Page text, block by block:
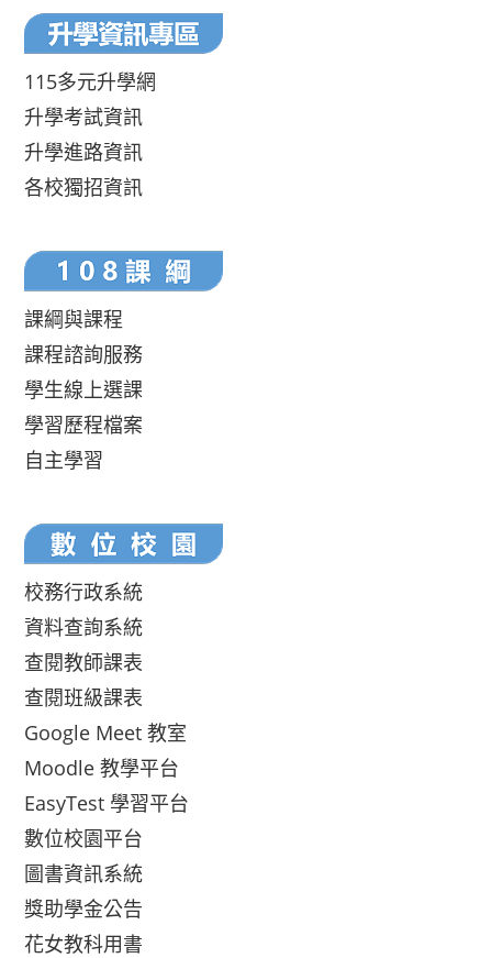
115多元升學網
升學考試資訊
升學進路資訊
各校獨招資訊
課綱與課程
課程諮詢服務
學生線上選課
學習歷程檔案
自主學習
校務行政系統
資料查詢系統
查閱教師課表
查閱班級課表
Google Meet 教室
Moodle 教學平台
EasyTest 學習平台
數位校園平台
圖書資訊系統
獎助學金公告
花女教科用書